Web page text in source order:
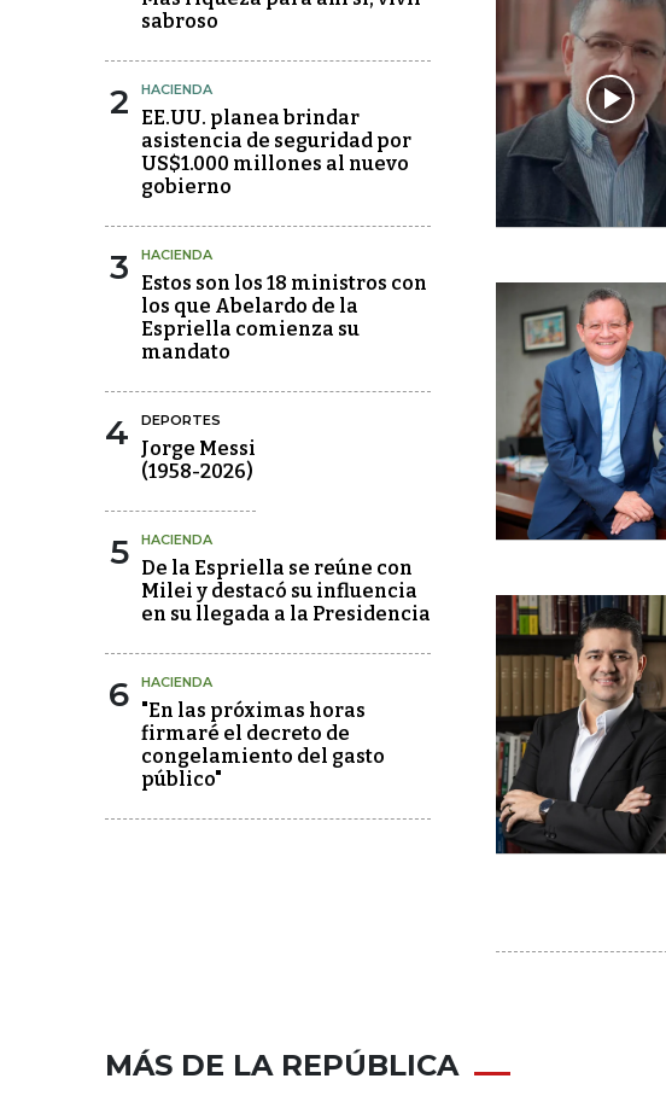
sabroso
2 HACIENDA
EE.UU. planea brindar
asistencia de seguridad por
US$1.000 millones al nuevo
gobierno
3 HACIENDA
Estos son los 18 ministros con
los que Abelardo de la
Espriella comienza su
mandato
4 DEPORTES
Jorge Messi
(1958-2026)
5 HACIENDA
De la Espriella se reúne con
Milei y destacó su influencia
en su llegada a la Presidencia
6 HACIENDA
"En las próximas horas
firmaré el decreto de
congelamiento del gasto
público"
MÁS DE LA REPÚBLICA